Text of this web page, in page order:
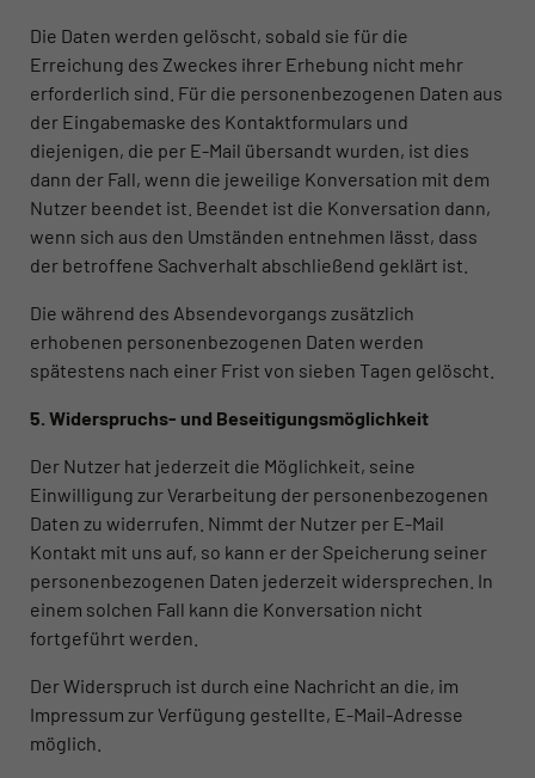
Die Daten werden gelöscht, sobald sie für die
Erreichung des Zweckes ihrer Erhebung nicht mehr
erforderlich sind. Für die personenbezogenen Daten aus
der Eingabemaske des Kontaktformulars und
diejenigen, die per E-Mail übersandt wurden, ist dies
dann der Fall, wenn die jeweilige Konversation mit dem
Nutzer beendet ist. Beendet ist die Konversation dann,
wenn sich aus den Umständen entnehmen lässt, dass
der betroffene Sachverhalt abschließend geklärt ist.
Die während des Absendevorgangs zusätzlich
erhobenen personenbezogenen Daten werden
spätestens nach einer Frist von sieben Tagen gelöscht.
5. Widerspruchs- und Beseitigungsmöglichkeit
Der Nutzer hat jederzeit die Möglichkeit, seine
Einwilligung zur Verarbeitung der personenbezogenen
Daten zu widerrufen. Nimmt der Nutzer per E-Mail
Kontakt mit uns auf, so kann er der Speicherung seiner
personenbezogenen Daten jederzeit widersprechen. In
einem solchen Fall kann die Konversation nicht
fortgeführt werden.
Der Widerspruch ist durch eine Nachricht an die, im
Impressum zur Verfügung gestellte, E-Mail-Adresse
möglich.